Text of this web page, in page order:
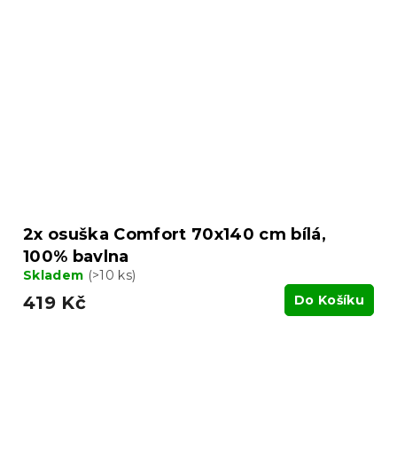
2x osuška Comfort 70x140 cm bílá,
100% bavlna
Skladem (>10 ks)
419 Kč Do Košíku